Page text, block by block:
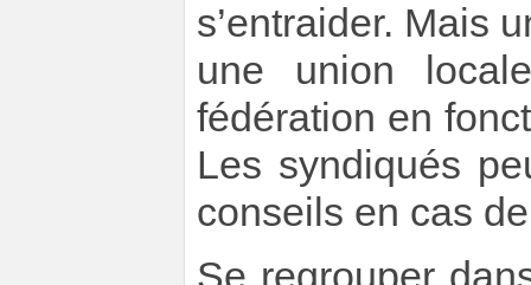
s’entraider. Mais
une union
fédération en
Les syndiqués
conseils en cas
Se regrouper